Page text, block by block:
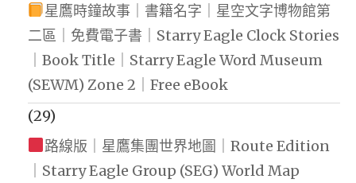
星鷹時鐘故事｜書籍名字｜星空文字博物館第
二區｜免費電子書｜Starry Eagle Clock Stories
｜Book Title｜Starry Eagle Word Museum
(SEWM) Zone 2｜Free eBook
(29)
路線版｜星鷹集團世界地圖｜Route Edition
｜Starry Eagle Group (SEG) World Map